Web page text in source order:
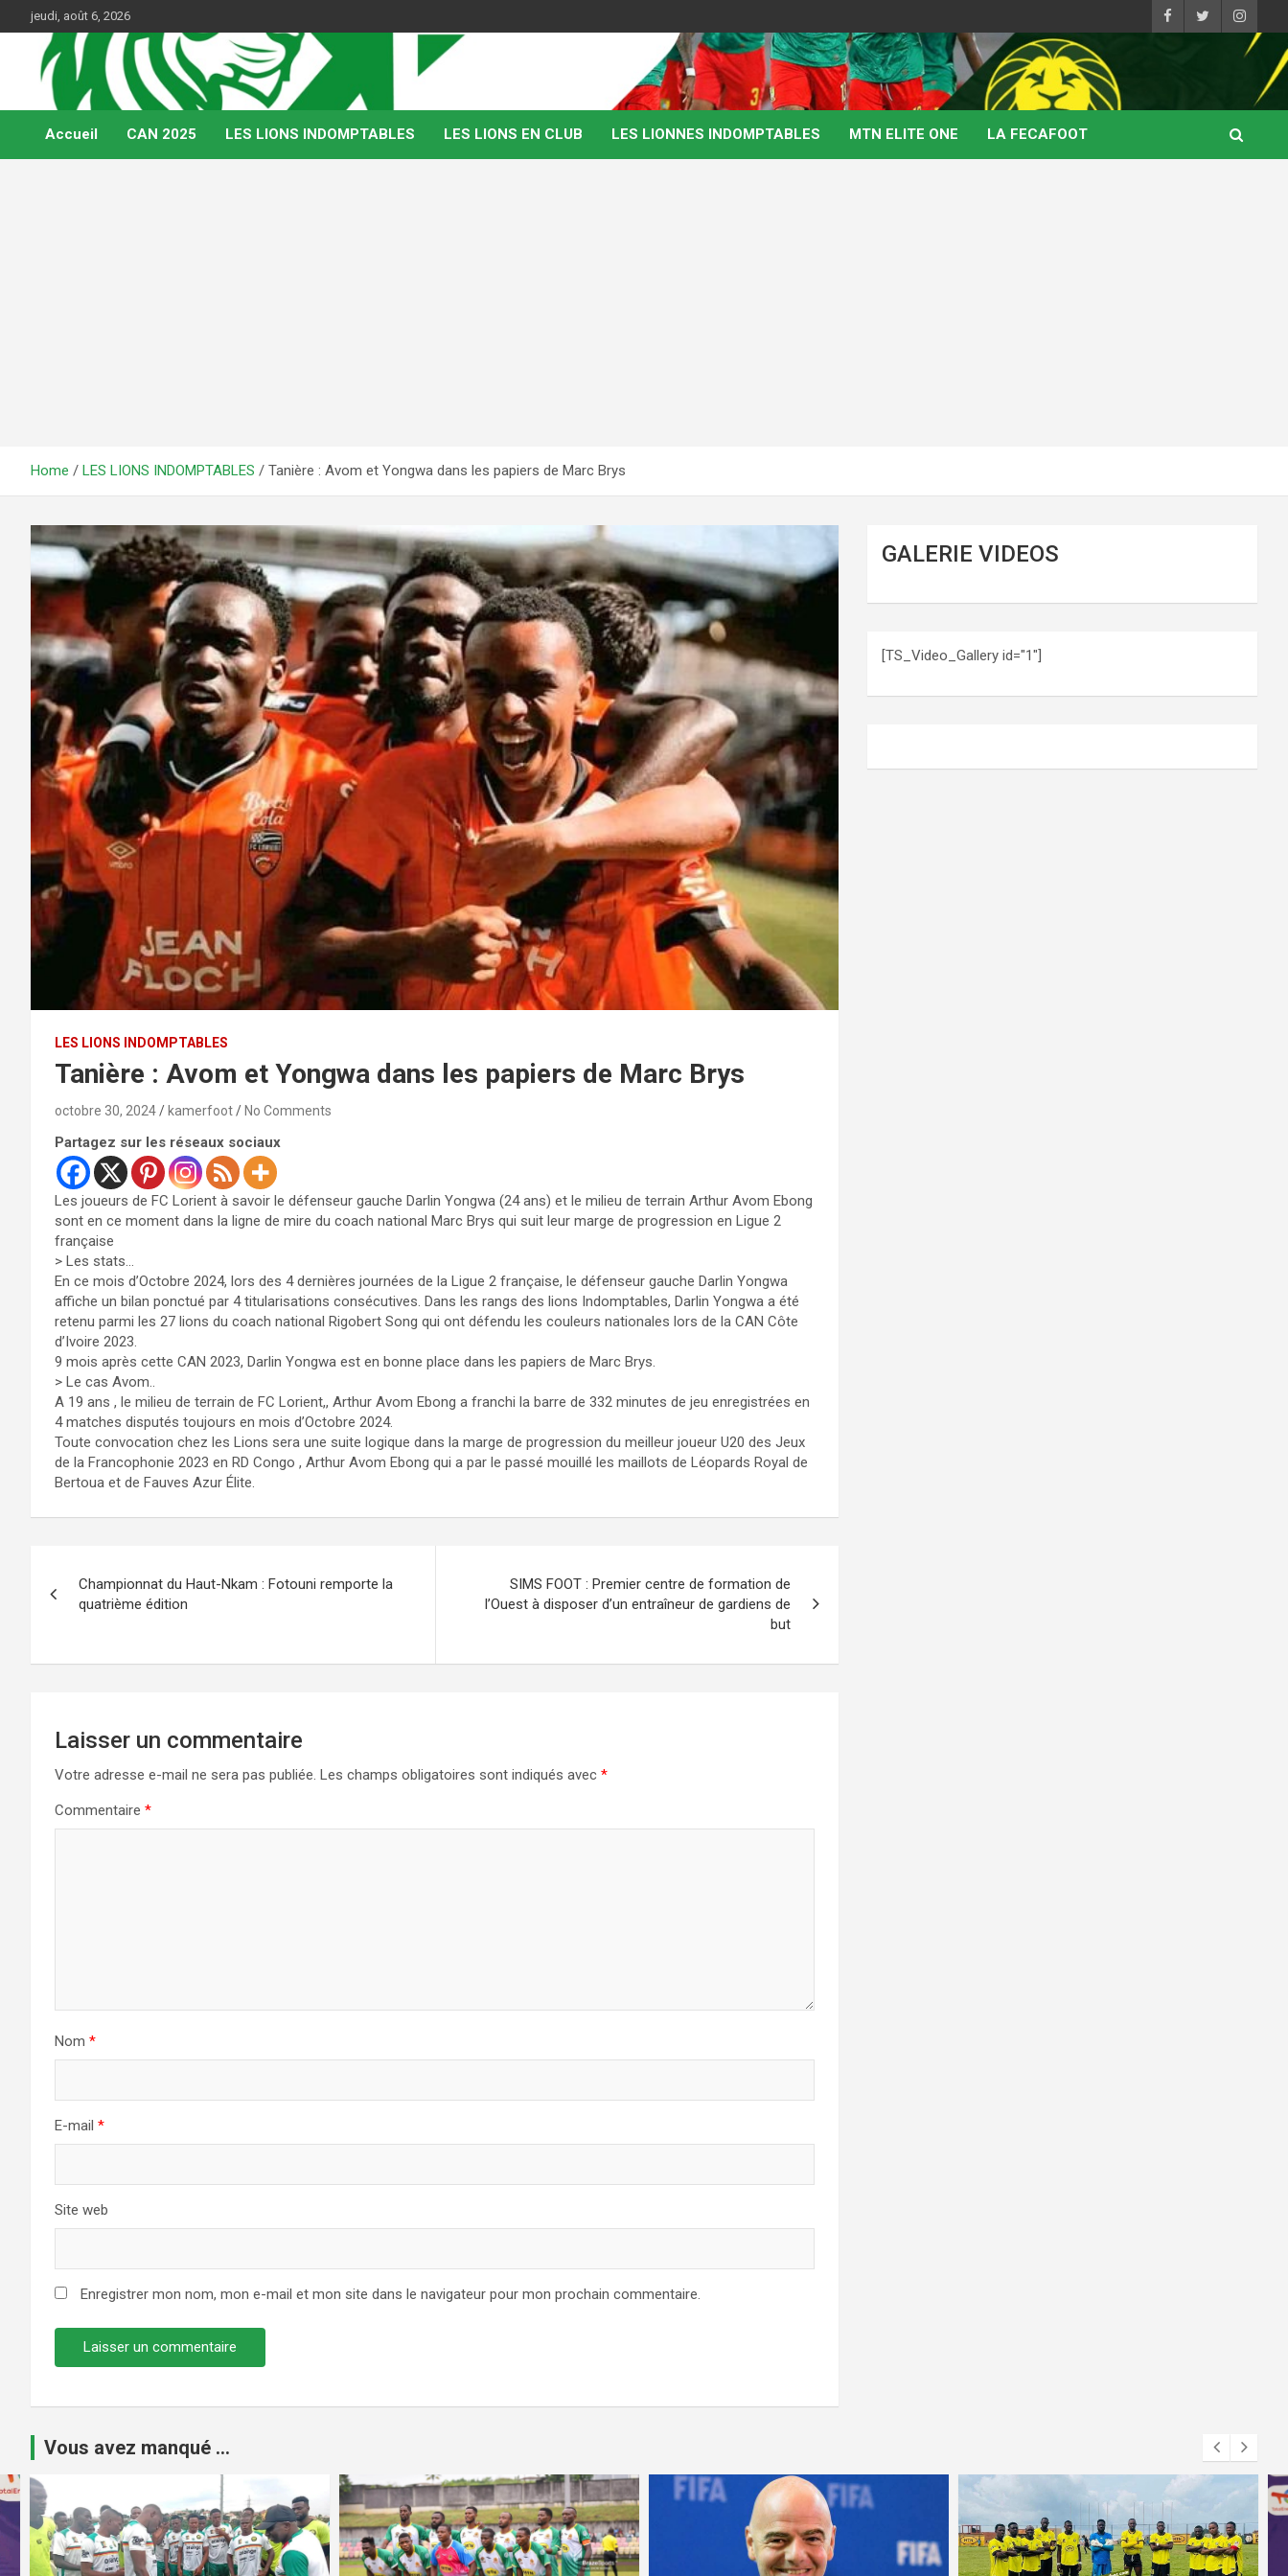
to
content
jeudi, août 6, 2026
Kamerfoot
Web Magazine du football camerounais
Accueil CAN 2025 LES LIONS INDOMPTABLES LES LIONS EN CLUB LES LIONNES INDOMPTABLES MTN ELITE ONE LA FECAFOOT
Home LES LIONS INDOMPTABLES Tanière : Avom et Yongwa dans les papiers de Marc Brys
LES LIONS INDOMPTABLES
Tanière : Avom et Yongwa dans les papiers de Marc Brys
octobre 30, 2024 kamerfoot No Comments
Partagez sur les réseaux sociaux
Les joueurs de FC Lorient à savoir le défenseur gauche Darlin Yongwa (24 ans) et le milieu de terrain Arthur Avom Ebong
sont en ce moment dans la ligne de mire du coach national Marc Brys qui suit leur marge de progression en Ligue 2
française
> Les stats…
En ce mois d’Octobre 2024, lors des 4 dernières journées de la Ligue 2 française, le défenseur gauche Darlin Yongwa
affiche un bilan ponctué par 4 titularisations consécutives. Dans les rangs des lions Indomptables, Darlin Yongwa a été
retenu parmi les 27 lions du coach national Rigobert Song qui ont défendu les couleurs nationales lors de la CAN Côte
d’Ivoire 2023.
9 mois après cette CAN 2023, Darlin Yongwa est en bonne place dans les papiers de Marc Brys.
> Le cas Avom..
A 19 ans , le milieu de terrain de FC Lorient,, Arthur Avom Ebong a franchi la barre de 332 minutes de jeu enregistrées en
4 matches disputés toujours en mois d’Octobre 2024.
Toute convocation chez les Lions sera une suite logique dans la marge de progression du meilleur joueur U20 des Jeux
de la Francophonie 2023 en RD Congo , Arthur Avom Ebong qui a par le passé mouillé les maillots de Léopards Royal de
Bertoua et de Fauves Azur Élite.
de
Championnat du Haut-Nkam : Fotouni remporte la
quatrième édition
SIMS FOOT : Premier centre de formation de
l’Ouest à disposer d’un entraîneur de gardiens de
but
Laisser un commentaire
Votre adresse e-mail ne sera pas publiée. Les champs obligatoires sont indiqués avec *
Commentaire *
Nom *
E-mail *
Site web
Enregistrer mon nom, mon e-mail et mon site dans le navigateur pour mon prochain commentaire.
GALERIE VIDEOS
[TS_Video_Gallery id="1"]
Vous avez manqué ...